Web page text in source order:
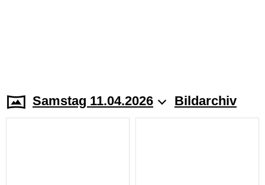
Samstag 11.04.2026 Bildarchiv